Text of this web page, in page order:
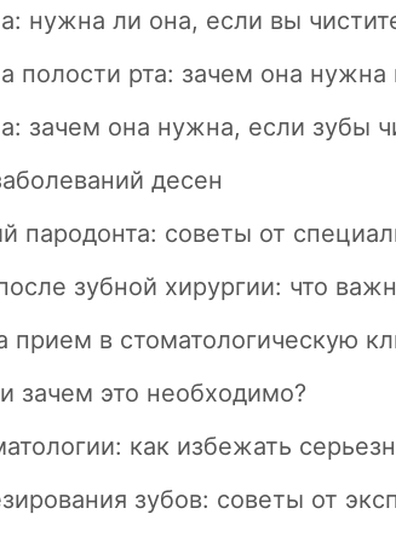
нужна ли она, если вы
полости рта: зачем она нужна
зачем она нужна, если зубы
десен
пародонта: советы от
зубной хирургии: что
прием в стоматологическую
зачем это необходимо?
как избежать
зубов: советы от